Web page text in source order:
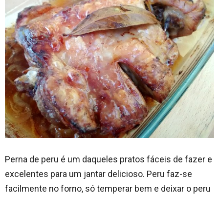
Perna de peru é um daqueles pratos fáceis de fazer e
excelentes para um jantar delicioso. Peru faz-se
facilmente no forno, só temperar bem e deixar o peru